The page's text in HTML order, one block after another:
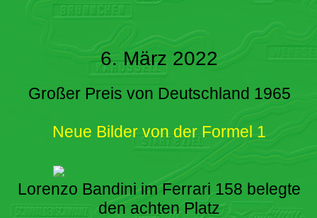
6. März 2022
Großer Preis von Deutschland 1965
Neue Bilder von der Formel 1
Lorenzo Bandini im Ferrari 158 belegte
den achten Platz